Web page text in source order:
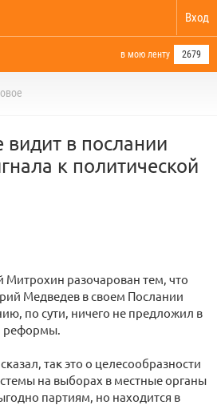
Вход
в мою ленту 2679
в послании
к политической
Митрохин разочарован тем, что
Медведев в своем Послании
по сути, ничего не предложил в
реформы.
так это о целесообразности
на выборах в местные органы
партиям, но находится в